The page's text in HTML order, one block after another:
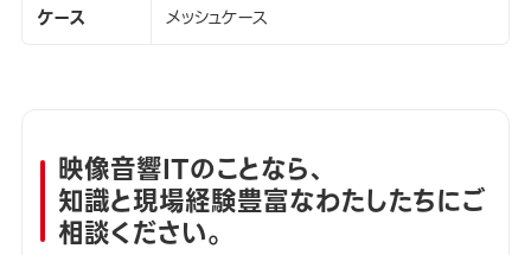
ケース
メッシュケース
映像音響ITのことなら、
知識と現場経験豊富なわたしたちにご
相談ください。